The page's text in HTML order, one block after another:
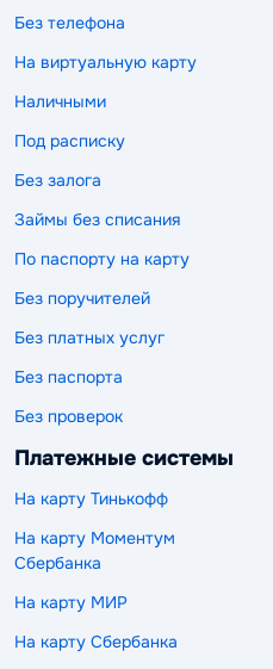
Без телефона
На виртуальную карту
Наличными
Под расписку
Без залога
Займы без списания
По паспорту на карту
Без поручителей
Без платных услуг
Без паспорта
Без проверок
Платежные системы
На карту Тинькофф
На карту Моментум
Сбербанка
На карту МИР
На карту Сбербанка